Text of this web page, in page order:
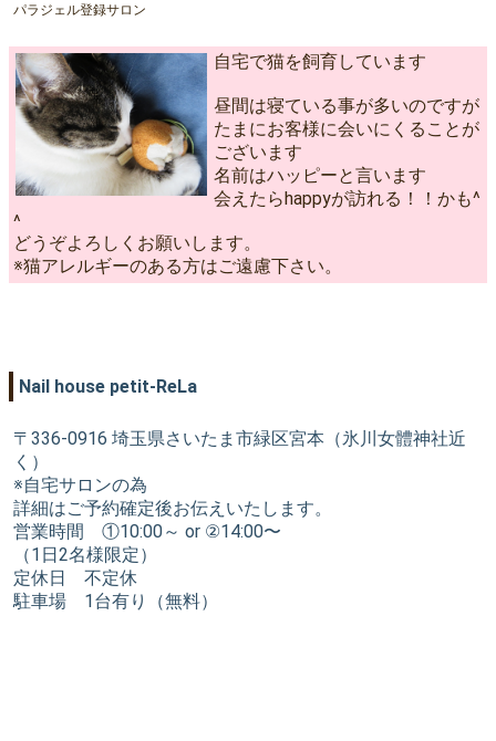
パラジェル登録サロン
自宅で猫を飼育しています
昼間は寝ている事が多いのですが
たまにお客様に会いにくることが
ございます
名前はハッピーと言います
会えたらhappyが訪れる！！かも^
^
どうぞよろしくお願いします。
※猫アレルギーのある方はご遠慮下さい。
Nail house petit-ReLa
〒336-0916 埼玉県さいたま市緑区宮本（氷川女體神社近
く）
※自宅サロンの為
詳細はご予約確定後お伝えいたします。
営業時間 ①10:00～ or ②14:00〜
（1日2名様限定）
定休日 不定休
駐車場 1台有り（無料）